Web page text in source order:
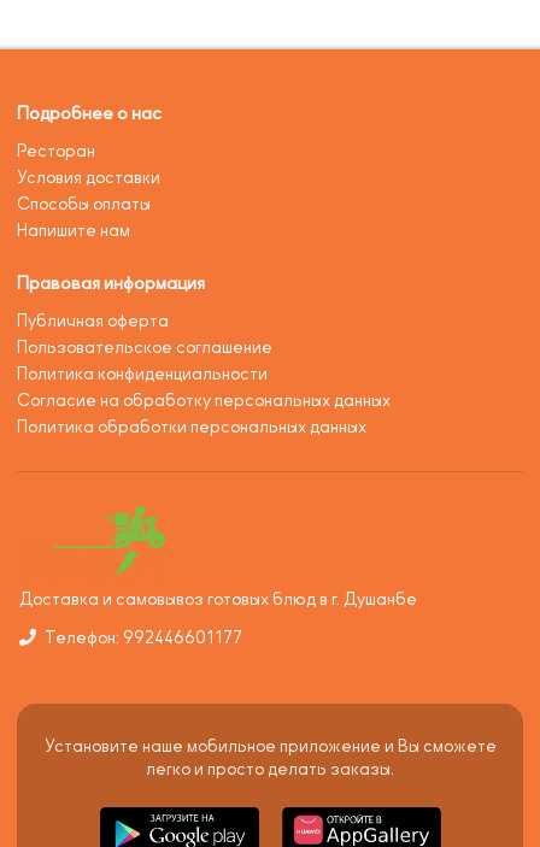
Подробнее о нас
Ресторан
Условия доставки
Способы оплаты
Напишите нам
Правовая информация
Публичная оферта
Пользовательское соглашение
Политика конфиденциальности
Согласие на обработку персональных данных
Политика обработки персональных данных
Доставка и самовывоз готовых блюд в г. Душанбе
Телефон: 992446601177
Установите наше мобильное приложение и Вы сможете
легко и просто делать заказы.